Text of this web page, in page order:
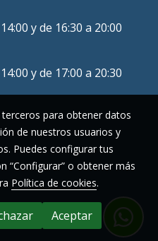
y de 16:30 a 20:00
y de 17:00 a 20:30
para obtener datos
de nuestros usuarios y
Puedes configurar tus
“Configurar” o obtener más
Política de cookies.
Aceptar